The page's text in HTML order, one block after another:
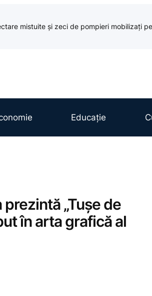
mistuite și zeci de pompieri mobilizați
Educație
„Tușe de
în arta grafică al